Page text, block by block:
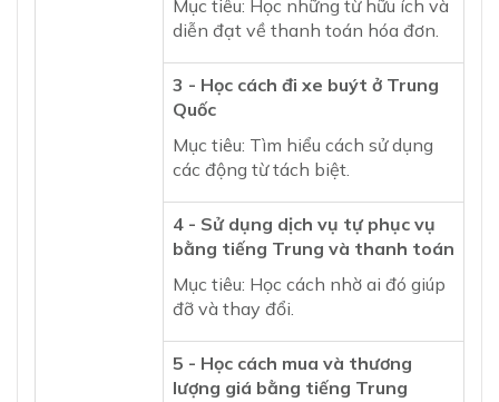
Mục tiêu: Học những từ hữu ích và
diễn đạt về thanh toán hóa đơn.
3 - Học cách đi xe buýt ở Trung
Quốc
Mục tiêu: Tìm hiểu cách sử dụng
các động từ tách biệt.
4 - Sử dụng dịch vụ tự phục vụ
bằng tiếng Trung và thanh toán
Mục tiêu: Học cách nhờ ai đó giúp
đỡ và thay đổi.
5 - Học cách mua và thương
lượng giá bằng tiếng Trung